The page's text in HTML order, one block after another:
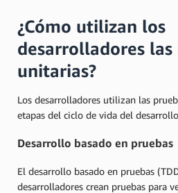
¿Cómo utilizan los
desarrolladores las
unitarias?
Los desarrolladores utilizan las
etapas del ciclo de vida del
Desarrollo basado en pruebas
El desarrollo basado en pruebas
desarrolladores crean pruebas para